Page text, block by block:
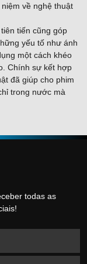
về nghệ thuật
tiến cũng góp
yếu tố như ánh
một cách khéo
Chính sự kết hợp
đã giúp cho phim
trong nước mà
todas as